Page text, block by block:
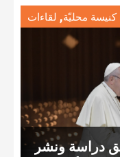
كنيسة محليّة, لقاءات
دراسة ونشر